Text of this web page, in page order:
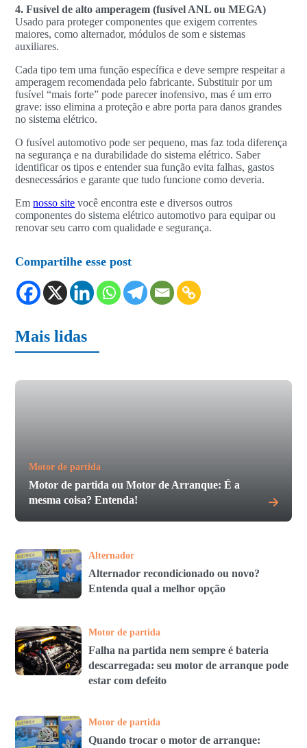
4. Fusível de alto amperagem (fusível ANL ou MEGA)
Usado para proteger componentes que exigem correntes
maiores, como alternador, módulos de som e sistemas
auxiliares.
Cada tipo tem uma função específica e deve sempre respeitar a
amperagem recomendada pelo fabricante. Substituir por um
fusível “mais forte” pode parecer inofensivo, mas é um erro
grave: isso elimina a proteção e abre porta para danos grandes
no sistema elétrico.
O fusível automotivo pode ser pequeno, mas faz toda diferença
na segurança e na durabilidade do sistema elétrico. Saber
identificar os tipos e entender sua função evita falhas, gastos
desnecessários e garante que tudo funcione como deveria.
Emnosso site você encontra este e diversos outros
componentes do sistema elétrico automotivo para equipar ou
renovar seu carro com qualidade e segurança.
Compartilhe esse post
Mais lidas
Motor de partida
Motor de partida ou Motor de Arranque: É a
mesma coisa? Entenda!
Alternador
Alternador recondicionado ou novo?
Entenda qual a melhor opção
Motor de partida
Falha na partida nem sempre é bateria
descarregada: seu motor de arranque pode
estar com defeito
Motor de partida
Quando trocar o motor de arranque: